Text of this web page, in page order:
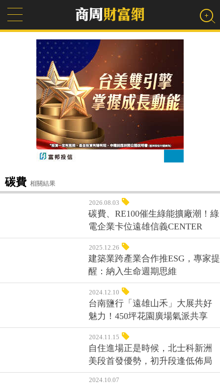
碳費 相關結果
2026.08.03
碳費、RE100催生綠能擴廠潮！綠
電企業卡位遠雄信義CENTER
2025.12.26
建築業跨產業合作推ESG，專家提
醒：納入生命週期思維
2024.12.10
台南鹽行「遠雄山禾」大展共好
魅力！450坪花園廣場氣派共享
2024.11.15
自住進場正是時候，北士科新洲
美段首發優勢，初升段逢低佈局
2024.10.07